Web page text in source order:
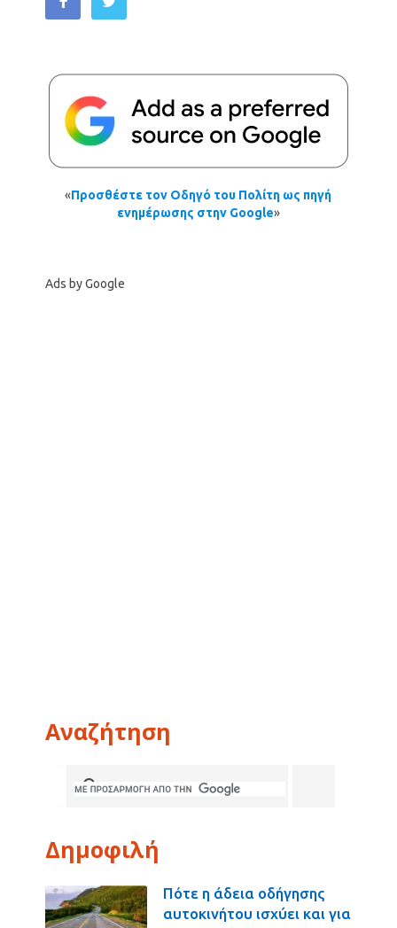
«Προσθέστε τον Οδηγό του Πολίτη ως πηγή
ενημέρωσης στην Google»
Ads by Google
Αναζήτηση
Δημοφιλή
Πότε η άδεια οδήγησης
αυτοκινήτου ισχύει και για